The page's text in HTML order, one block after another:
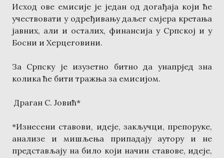
Исход ове емисије је један од догађаја који ће
учествовати у одређивању даљег смјера кретања
јавних, али и осталих, финансија у Српској и у
Босни и Херцеговини.
За Српску је изузетно битно да унапрјед зна
колика ће бити тражња за емисијом.
Драган С. Јовић*
*Изнесени ставови, идеје, закључци, препоруке,
анализе и мишљења припадају аутору и не
представљају на било који начин ставове, идеје,